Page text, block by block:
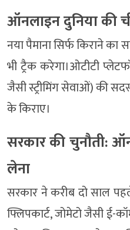
ऑनलाइन दुनिया की
नया पैमाना सिर्फ किराने का
भी ट्रैक करेगा।ओटीटी
जैसी स्ट्रीमिंग सेवाओं) की
के किराए।
सरकार की चुनौती:
लेना
सरकार ने करीब दो साल
फ्लिपकार्ट, जोमेटो जैसी ई-